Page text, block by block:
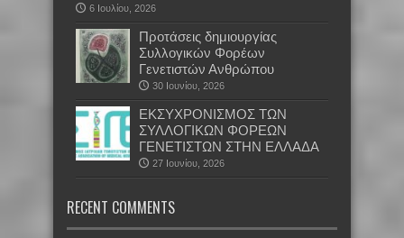
6 Ιουλίου, 2026
Προτάσεις δημιουργίας
Συλλογικών Φορέων
Γενετιστών Ανθρώπου
30 Ιουνίου, 2026
EKΣΥΧΡΟΝΙΣΜΟΣ ΤΩΝ
ΣΥΛΛΟΓΙΚΩΝ ΦΟΡΕΩΝ
ΓΕΝΕΤΙΣΤΩΝ ΣΤΗΝ ΕΛΛΑΔΑ
27 Ιουνίου, 2026
RECENT COMMENTS